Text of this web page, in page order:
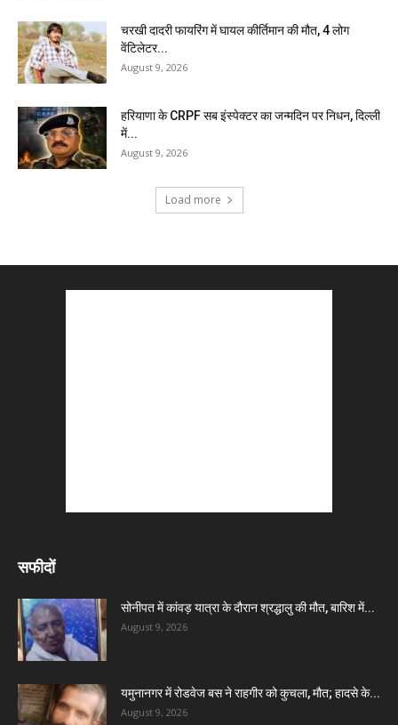
चरखी दादरी फायरिंग में घायल कीर्तिमान की मौत, 4 लोग
वेंटिलेटर...
August 9, 2026
हरियाणा के CRPF सब इंस्पेक्टर का जन्मदिन पर निधन, दिल्ली
में...
August 9, 2026
Load more
सफीदों
सोनीपत में कांवड़ यात्रा के दौरान श्रद्धालु की मौत, बारिश में...
August 9, 2026
यमुनानगर में रोडवेज बस ने राहगीर को कुचला, मौत; हादसे के...
August 9, 2026